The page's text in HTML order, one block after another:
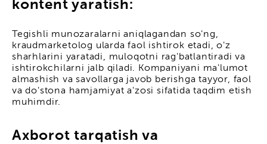
kontent yaratish:
Tegishli munozaralarni aniqlagandan so'ng,
kraudmarketolog ularda faol ishtirok etadi, o'z
sharhlarini yaratadi, muloqotni rag'batlantiradi va
ishtirokchilarni jalb qiladi. Kompaniyani ma'lumot
almashish va savollarga javob berishga tayyor, faol
va do'stona hamjamiyat a'zosi sifatida taqdim etish
muhimdir.
Axborot tarqatish va